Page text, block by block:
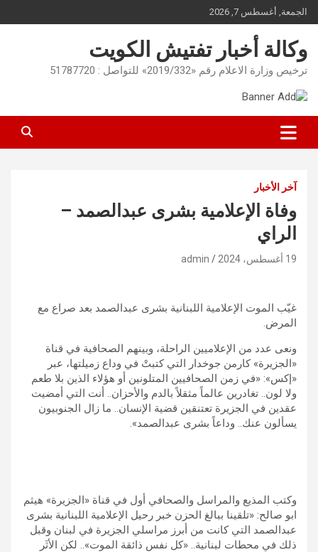
Skip
to
content
الجمعة, أغسطس 7, 2026
وكالة أخبار تفتيش الكويت
ترخيص وزارة الاعلام رقم «2019/332» للتواصل : 51787720
آخر الأخبار
وفاة الإعلامية بشرى عبدالصمد –
الراي
19 أغسطس، 2024 admin
غيّب الموت الإعلامية اللبنانية بشرى عبدالصمد بعد صراع مع
المرض.
ونعى عدد من الإعلاميين الراحلة، وبينهم الصحافية في قناة
«الجزيرة» كارمن جوخدار التي كتبتْ في وداع زميلتها، عبر
«إكس»: «في زمن الصحافيين المتلونين أو هؤلاء الذين بلا طعم
ولا لون.. تغادرين عالماً مثقلاً بالدم والأحزان.. أنت التي أمضيت
عقدين في الجزيرة تعتنقين قضية الإنسان.. ما زال الجنوبيون
يسألون عنك.. وداعاً بشرى عبدالصمد».
وكتب المذيع والمراسل والصحافي أول في قناة «الجزيرة» هيثم
ابو صالح: «تلقينا ببالغ الحزن خبر رحيل الإعلامية اللبنانية بشرى
عبدالصمد التي كانت من أبرز مراسلي الجزيرة في لبنان وقبل
ذلك في محطات لبنانية.. «كل نفس ذائقة الموت».. لكن الأثَر